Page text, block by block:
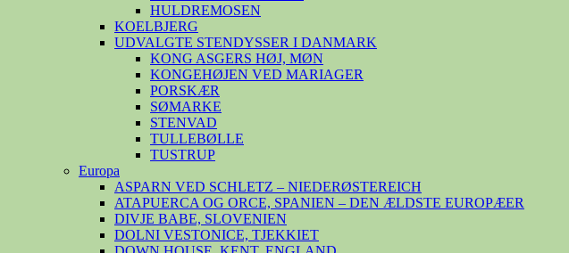
HULDREMOSEN
KOELBJERG
UDVALGTE STENDYSSER I DANMARK
KONG ASGERS HØJ, MØN
KONGEHØJEN VED MARIAGER
PORSKÆR
SØMARKE
STENVAD
TULLEBØLLE
TUSTRUP
Europa
ASPARN VED SCHLETZ – NIEDERØSTEREICH
ATAPUERCA OG ORCE, SPANIEN – DEN ÆLDSTE EUROPÆER
DIVJE BABE, SLOVENIEN
DOLNI VESTONICE, TJEKKIET